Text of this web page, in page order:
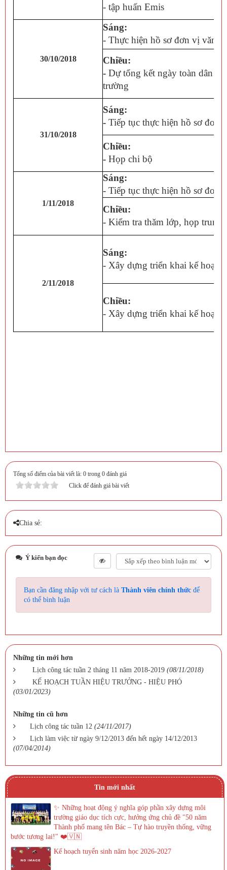
- tập huấn Emis
30/10/2018
Sáng:
- Thực hiện hồ sơ đơn vị văn
Chiều:
- Dự tổng kết ngày toàn dân
trường
31/10/2018
Sáng:
- Tiếp tục thực hiện hồ sơ đơn
Chiều:
- Họp chi bộ
1/11/2018
Sáng:
- Tiếp tục thực hiện hồ sơ đơn
Chiều:
- Kiểm tra thăm lớp, họp trung
2/11/2018
Sáng:
- Xây dựng triển khai kế hoạch
Chiều:
- Xây dựng triển khai kế hoạch
Tổng số điểm của bài viết là: 0 trong 0 đánh giá
Click để đánh giá bài viết
Chia sẻ:
Ý kiến bạn đọc
Bạn cần đăng nhập với tư cách là Thành viên chính thức để
có thể bình luận
Những tin mới hơn
Lịch công tác tuần 2 tháng 11 năm 2018-2019 (08/11/2018)
KẾ HOẠCH TUẦN HIỆU TRƯỞNG - HIỆU PHÓ
(03/01/2023)
Những tin cũ hơn
Lịch công tác tuần 12 (24/11/2017)
Lịch làm việc từ ngày 9/12/2013 đến hết ngày 14/12/2013
(07/04/2014)
Tin mới nhất
✨ Những hoạt động ý nghĩa góp phần xây dựng môi
trường giáo dục tích cực, hưởng ứng chủ đề "50 năm
Thành phố mang tên Bác – Tự hào truyền thống, vững
bước tương lai!" ❤️🇻🇳
Kế hoạch tuyển sinh năm học 2026-2027